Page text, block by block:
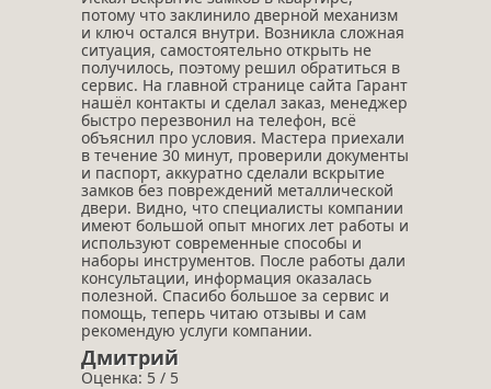
потому что заклинило дверной механизм
и ключ остался внутри. Возникла сложная
ситуация, самостоятельно открыть не
получилось, поэтому решил обратиться в
сервис. На главной странице сайта Гарант
нашёл контакты и сделал заказ, менеджер
быстро перезвонил на телефон, всё
объяснил про условия. Мастера приехали
в течение 30 минут, проверили документы
и паспорт, аккуратно сделали вскрытие
замков без повреждений металлической
двери. Видно, что специалисты компании
имеют большой опыт многих лет работы и
используют современные способы и
наборы инструментов. После работы дали
консультации, информация оказалась
полезной. Спасибо большое за сервис и
помощь, теперь читаю отзывы и сам
рекомендую услуги компании.
Дмитрий
Оценка: 5 / 5